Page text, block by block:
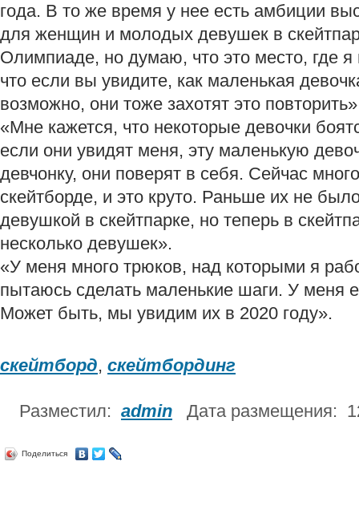
года. В то же время у нее есть амбиции
для женщин и молодых девушек в
Олимпиаде, но думаю, что это место, где я
что если вы увидите, как маленькая
возможно, они тоже захотят это
«Мне кажется, что некоторые девочки
если они увидят меня, эту маленькую
девчонку, они поверят в себя. Сейчас
скейтборде, и это круто. Раньше их не
девушкой в скейтпарке, но теперь в
несколько девушек».
«У меня много трюков, над которыми я
пытаюсь сделать маленькие шаги. У меня
Может быть, мы увидим их в 2020 году».
скейтборд, скейтбординг
Разместил: admin Дата размещения:
Поделиться